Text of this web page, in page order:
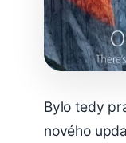
Bylo tedy
nového